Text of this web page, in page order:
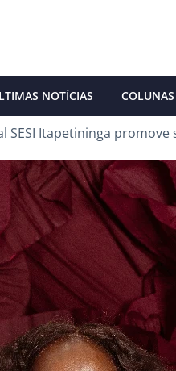
NOTÍCIAS COLUNAS
SESI Itapetininga